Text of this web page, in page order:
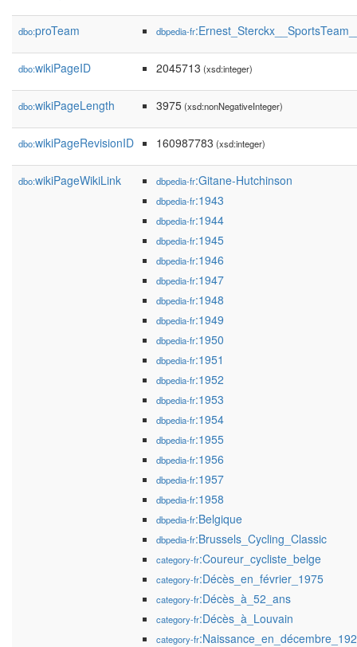
dbo:proTeam dbpedia-fr
dbo:wikiPageID 2045713 (xsd:integer)
dbo:wikiPageLength 3975(xsd:nonNegativeInteger)
dbo:wikiPageRevisionID 160987783 (xsd:integer)
dbo:wikiPageWikiLink dbpedia-fr:Gitane-Hutchinson
dbpedia-fr:1943
dbpedia-fr:1944
dbpedia-fr:1945
dbpedia-fr:1946
dbpedia-fr:1947
dbpedia-fr:1948
dbpedia-fr:1949
dbpedia-fr:1950
dbpedia-fr:1951
dbpedia-fr:1952
dbpedia-fr:1953
dbpedia-fr:1954
dbpedia-fr:1955
dbpedia-fr:1956
dbpedia-fr:1957
dbpedia-fr:1958
dbpedia-fr:Belgique
dbpedia-fr:Brussels_Cycling_Classic
category-fr:Coureur_cycliste_belge
category-fr:Décès_en_février_1975
category-fr:Décès_à_52_ans
category-fr:Décès_à_Louvain
category-fr